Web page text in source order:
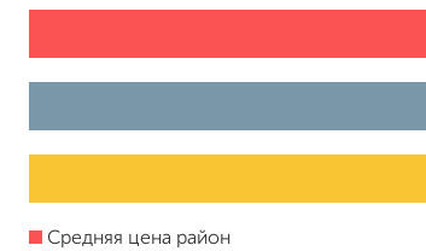
Средняя цена район